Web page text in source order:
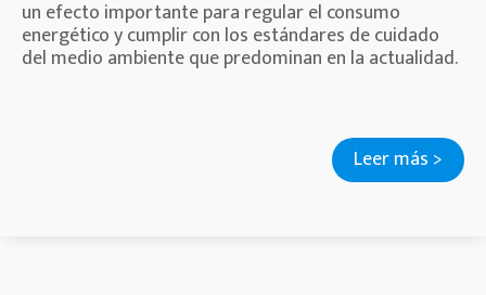
un efecto importante para regular el consumo
energético y cumplir con los estándares de cuidado
del medio ambiente que predominan en la actualidad.
Leer más >